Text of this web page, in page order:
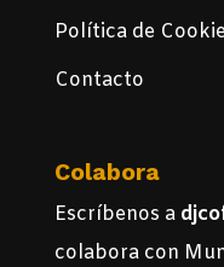
Política de
Contacto
Colabora
Escríbenos a
colabora con